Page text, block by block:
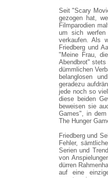
Seit "Scary
gezogen hat,
Filmparodien
um sich
verkaufen. Als
Friedberg und
"Meine Frau,
Abendbrot" stets
dümmlichen
belanglosen
geradezu
jede noch so
diese beiden
beweisen sie
Games", in
The Hunger
Friedberg und
Fehler,
Serien und
von
dürren
auf eine